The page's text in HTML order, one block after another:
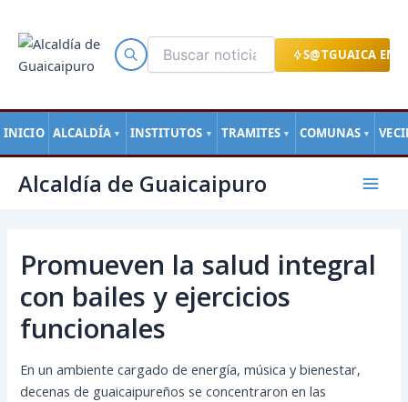
S@TGUAICA EN
INICIO ALCALDÍA ▼ INSTITUTOS ▼ TRAMITES ▼ COMUNAS ▼
contenido
Alcaldía de Guaicaipuro
Main
Promueven la salud integral
con bailes y ejercicios
funcionales
En un ambiente cargado de energía, música y bienestar,
decenas de guaicaipureños se concentraron en las
de